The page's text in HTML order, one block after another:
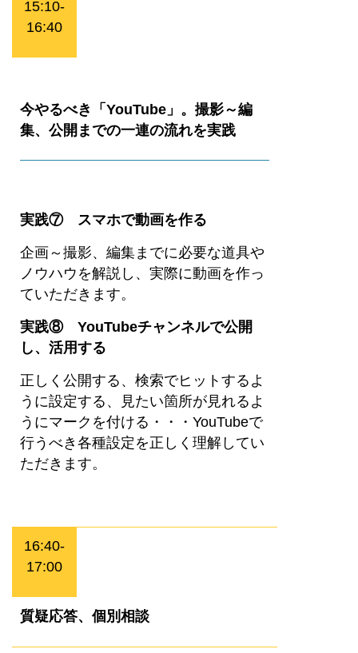
15:10-
16:40
今やるべき「YouTube」。撮影～編
集、公開までの一連の流れを実践
実践⑦ スマホで動画を作る
企画～撮影、編集までに必要な道具や
ノウハウを解説し、実際に動画を作っ
ていただきます。
実践⑧ YouTubeチャンネルで公開
し、活用する
正しく公開する、検索でヒットするよ
うに設定する、見たい箇所が見れるよ
うにマークを付ける・・・YouTubeで
行うべき各種設定を正しく理解してい
ただきます。
16:40-
17:00
質疑応答、個別相談